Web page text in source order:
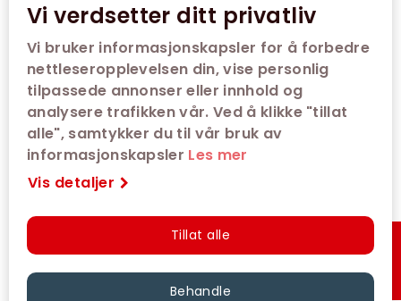
Vi verdsetter ditt privatliv
Vi bruker informasjonskapsler for å forbedre
nettleseropplevelsen din, vise personlig
tilpassede annonser eller innhold og
analysere trafikken vår. Ved å klikke "tillat
alle", samtykker du til vår bruk av
informasjonskapsler Les mer
Vis detaljer
Tillat alle
Behandle Hurtigkjøp